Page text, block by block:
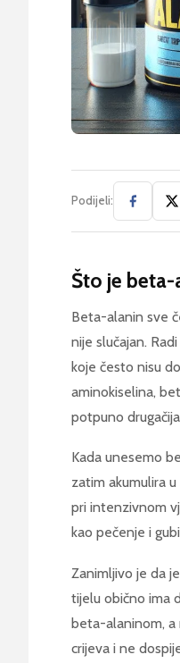
Podijeli:
Što je beta-
Beta-alanin sve
nije slučajan.
koje često nisu
aminokiselina,
potpuno
Kada unesemo
zatim akumulira
pri intenzivnom
kao pečenje i
Zanimljivo je da
tijelu obično ima
beta-alaninom, a
crijeva i ne